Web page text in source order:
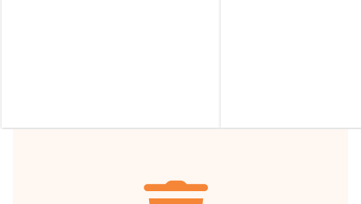
Hilfsbereitschaft!